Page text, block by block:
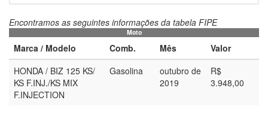
Encontramos as seguintes informações da tabela FIPE
Moto
Marca / Modelo Comb. Mês
Valor
HONDA / BIZ 125 KS/
KS F.INJ./KS MIX
F.INJECTION
Gasolina
outubro de
2019
R$
3.948,00